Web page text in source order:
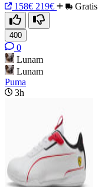
158€ 219€ Gratis
400
0
Lunam
Lunam
Puma
3h